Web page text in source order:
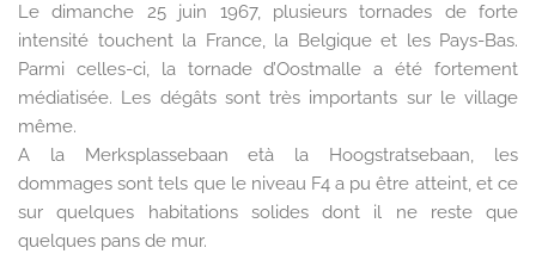
Le dimanche 25 juin 1967, plusieurs tornades de forte
intensité touchent la France, la Belgique et les Pays-Bas.
Parmi celles-ci, la tornade d’Oostmalle a été fortement
médiatisée. Les dégâts sont très importants sur le village
même.
A la Merksplassebaan età la Hoogstratsebaan, les
dommages sont tels que le niveau F4 a pu être atteint, et ce
sur quelques habitations solides dont il ne reste que
quelques pans de mur.